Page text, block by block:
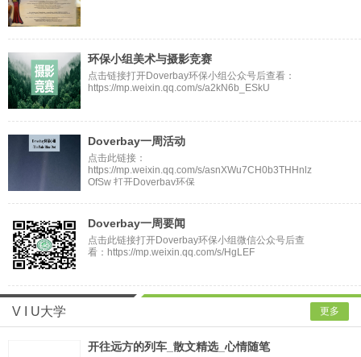
环保小组美术与摄影竞赛
点击链接打开Doverbay环保小组公众号后查看：
https://mp.weixin.qq.com/s/a2kN6b_ESkU
Doverbay一周活动
点击此链接：
https://mp.weixin.qq.com/s/asnXWu7CH0b3THHnlz
OfSw 打开Doverbay环保
Doverbay一周要闻
点击此链接打开Doverbay环保小组微信公众号后查
看：https://mp.weixin.qq.com/s/HgLEF
V I U大学 更多
开往远方的列车_散文精选_心情随笔